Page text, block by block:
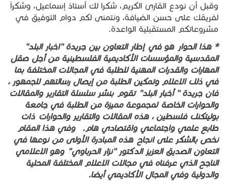
وقبل أن نودع القارئ الكريم، شكرا لك أستاذ إسماعيل، وشكراً
لفريقك على حسن الضيافة، ونتمنى لكم دوام التوفيق في
مشروعاتكم المستقبلية الواعدة.
* هذا الحوار هو في إطار التعاون بين جريدة "اخبار البلد"
المقدسية والمؤسسات الأكاديمية الفلسطينية من أجل صقل
المهارات والقدرات المهنية للطلبة في المجالات المختلفة بما
في ذلك الإعلام وتمكين الطلبة من إيصال رسالتهم للجمهور ،
فإن جريدة " أخبار البلد" تقوم بنشر سلسلة التقارير والمقالات
والحوارات الخاصة لمجموعة مميزة من الطلبة في جامعة
بوليتكنك فلسطين ، هذه المقالات والتقارير والحوارات ذات
طابع علمي واجتماعي واقتصادي هام. وفي هذا المقام
نخص بالشكر على انجاح هذه المبادرة الأولى من نوعها في
التعاون الصديق العزيز الدكتور "نزار الحرباوي" وهو الإعلامي
الناجح الذي عرفناه في مجالات الإعلام المختلفة المحلية
والدولية وفي المجال الأكاديمي أيضا.